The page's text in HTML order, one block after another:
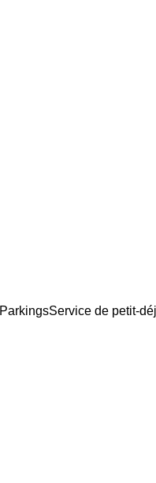
ParkingsService de petit-